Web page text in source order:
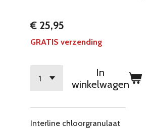
€ 25,95
GRATIS verzending
In
winkelwagen
Interline chloorgranulaat